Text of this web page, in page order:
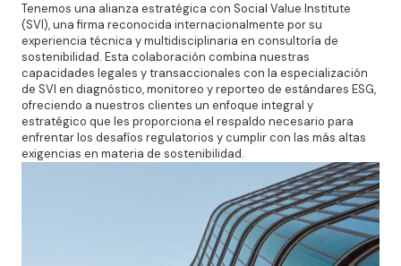
Tenemos una alianza estratégica con Social Value Institute
(SVI), una firma reconocida internacionalmente por su
experiencia técnica y multidisciplinaria en consultoría de
sostenibilidad. Esta colaboración combina nuestras
capacidades legales y transaccionales con la especialización
de SVI en diagnóstico, monitoreo y reporteo de estándares ESG,
ofreciendo a nuestros clientes un enfoque integral y
estratégico que les proporciona el respaldo necesario para
enfrentar los desafíos regulatorios y cumplir con las más altas
exigencias en materia de sostenibilidad.